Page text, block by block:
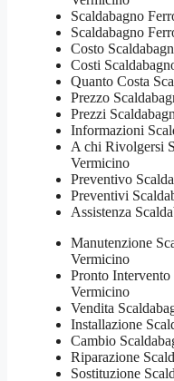
Scaldabagno
Scaldabagno
Costo
Costi
Quanto Costa
Prezzo
Prezzi
Informazioni
A chi Rivolgersi
Vermicino
Preventivo
Preventivi
Assistenza
Manutenzione
Vermicino
Pronto
Vermicino
Vendita
Installazione
Cambio
Riparazione
Sostituzione